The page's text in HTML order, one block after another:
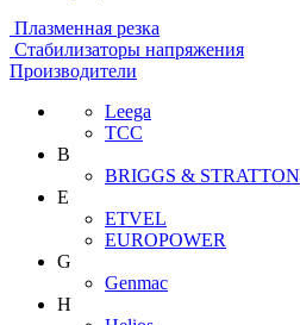
Плазменная резка
Стабилизаторы напряжения
Производители
Leega
ТСС
B
BRIGGS & STRATTON
E
ETVEL
EUROPOWER
G
Genmac
H